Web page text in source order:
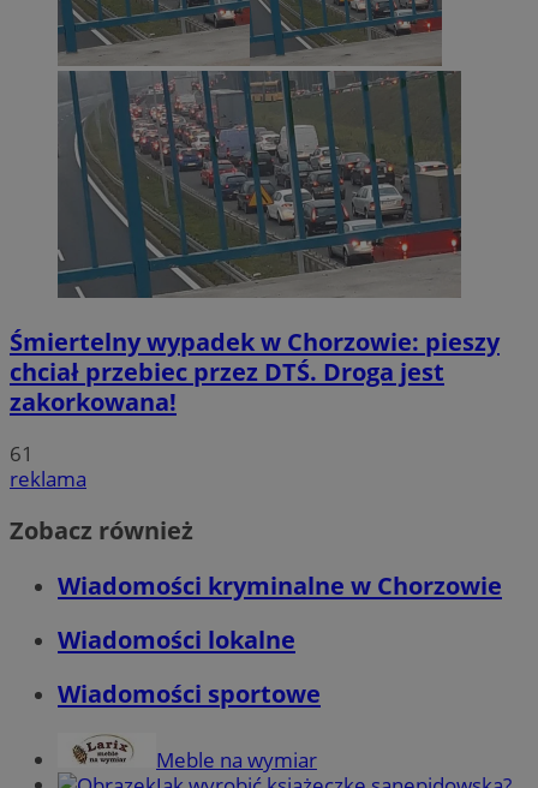
Śmiertelny wypadek w Chorzowie: pieszy
chciał przebiec przez DTŚ. Droga jest
zakorkowana!
61
reklama
Zobacz również
Wiadomości kryminalne w Chorzowie
Wiadomości lokalne
Wiadomości sportowe
Meble na wymiar